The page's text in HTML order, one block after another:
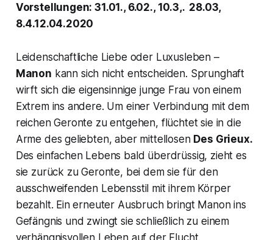
Vorstellungen: 31.01., 6.02., 10.3,. 28.03,
8.4.12.04.2020
Leidenschaftliche Liebe oder Luxusleben –
Manon kann sich nicht entscheiden. Sprunghaft
wirft sich die eigensinnige junge Frau von einem
Extrem ins andere. Um einer Verbindung mit dem
reichen Geronte zu entgehen, flüchtet sie in die
Arme des geliebten, aber mittellosen Des Grieux.
Des einfachen Lebens bald überdrüssig, zieht es
sie zurück zu Geronte, bei dem sie für den
ausschweifenden Lebensstil mit ihrem Körper
bezahlt. Ein erneuter Ausbruch bringt Manon ins
Gefängnis und zwingt sie schließlich zu einem
verhängnisvollen Leben auf der Flucht.